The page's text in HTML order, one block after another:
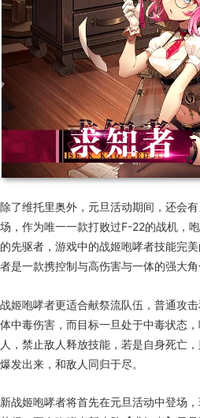
除了维托里奥外，元旦活动期间，还会
场，作为唯一一款打败过F-22的战机，
的先驱者，游戏中的战姬咆哮者技能完
者是一款携控制与高伤害与一体的强大角
战姬咆哮者更适合献祭流队伍，普通攻
体中毒伤害，而目标一旦处于中毒状态
人，禁止敌人释放技能，若是自身死亡
爆发出来，和敌人同归于尽。
新战姬咆哮者将首先在元旦活动中登场